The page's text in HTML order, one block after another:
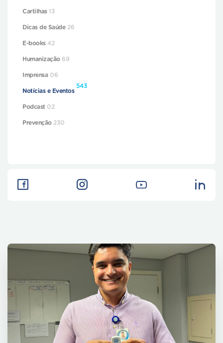
Cartilhas13
Dicas de Saúde 26
E-books 42
Humanização 69
Imprensa 06
Notícias e Eventos
543
Podcast 02
Prevenção 230